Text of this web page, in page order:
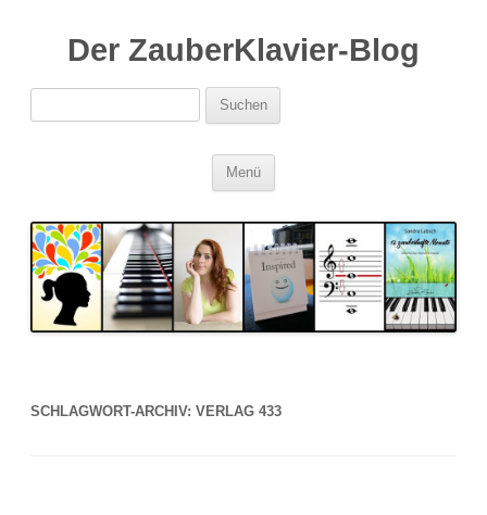
Der ZauberKlavier-Blog
Suchen
nach:
Menü
SCHLAGWORT-ARCHIV: VERLAG 433